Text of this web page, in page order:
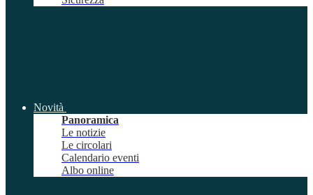
Novità
Panoramica
Le notizie
Le circolari
Calendario eventi
Albo online